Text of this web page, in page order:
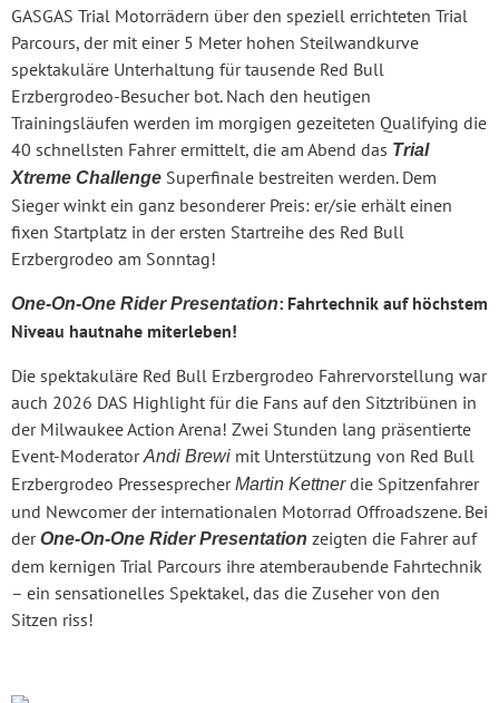
GASGAS Trial Motorrädern über den speziell errichteten Trial
Parcours, der mit einer 5 Meter hohen Steilwandkurve
spektakuläre Unterhaltung für tausende Red Bull
Erzbergrodeo-Besucher bot. Nach den heutigen
Trainingsläufen werden im morgigen gezeiteten Qualifying die
40 schnellsten Fahrer ermittelt, die am Abend das Trial
Xtreme Challenge Superfinale bestreiten werden. Dem
Sieger winkt ein ganz besonderer Preis: er/sie erhält einen
fixen Startplatz in der ersten Startreihe des Red Bull
Erzbergrodeo am Sonntag!
One-On-One Rider Presentation: Fahrtechnik auf höchstem
Niveau hautnahe miterleben!
Die spektakuläre Red Bull Erzbergrodeo Fahrervorstellung war
auch 2026 DAS Highlight für die Fans auf den Sitztribünen in
der Milwaukee Action Arena! Zwei Stunden lang präsentierte
Event-ModeratorAndi Brewi mit Unterstützung von Red Bull
Erzbergrodeo PressesprecherMartin Kettnerdie Spitzenfahrer
und Newcomer der internationalen Motorrad Offroadszene. Bei
derOne-On-One Rider Presentation zeigten die Fahrer auf
dem kernigen Trial Parcours ihre atemberaubende Fahrtechnik
– ein sensationelles Spektakel, das die Zuseher von den
Sitzen riss!